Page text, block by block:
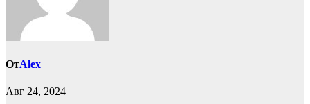
ОтAlex
Авг 24, 2024